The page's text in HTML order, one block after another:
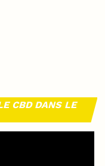
CBD DANS LE